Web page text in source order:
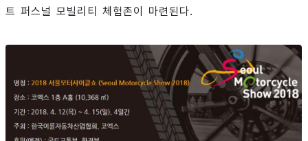
트 퍼스널 모빌리티 체험존이 마련된다.